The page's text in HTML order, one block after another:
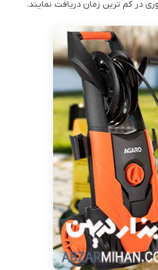
در کم ترین زمان دریافت نمایند.